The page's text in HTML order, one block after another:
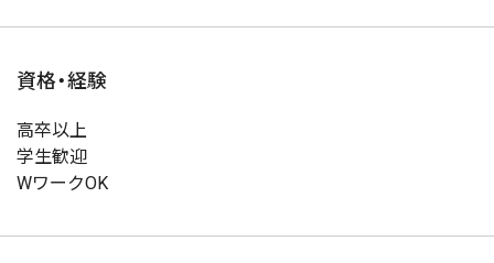
資格・経験
高卒以上
学生歓迎
WワークOK